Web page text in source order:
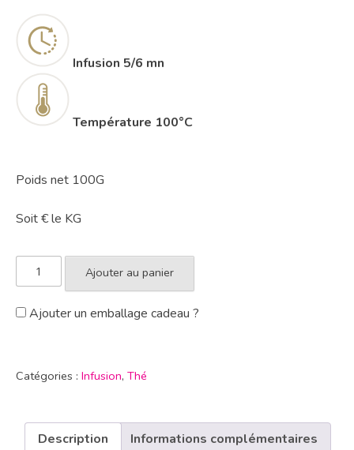
Infusion 5/6 mn
Température 100°C
Poids net 100G
Soit € le KG
Ajouter au panier
Ajouter un emballage cadeau ?
Catégories : Infusion, Thé
Description
Informations complémentaires